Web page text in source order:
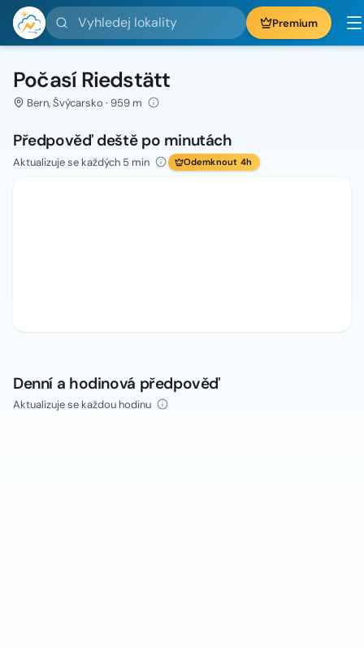
Vyhledej lokality Premium
Počasí Riedstätt
Bern, Švýcarsko · 959 m
Předpověď deště po minutách
Aktualizuje se každých 5 min Odemknout 4h
Denní a hodinová předpověď
Aktualizuje se každou hodinu